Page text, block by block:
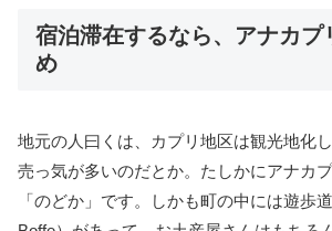
宿泊滞在するなら、アナカプ
め
地元の人曰くは、カプリ地区は観光地化
売っ気が多いのだとか。たしかにアナカ
「のどか」です。しかも町の中には遊歩